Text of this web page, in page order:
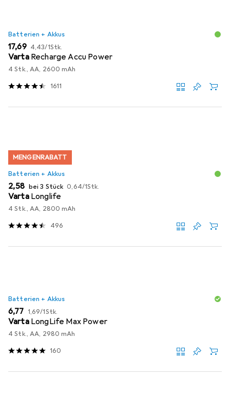
Batterien + Akkus
EUR
17,69 EUR
4,43/1Stk.
Varta Recharge Accu Power
4 Stk., AA, 2600 mAh
1611
MENGENRABATT
Batterien + Akkus
EUR
2,58 bei 3 Stück EUR
0,64/1Stk.
Varta Longlife
4 Stk., AA, 2800 mAh
496
Batterien + Akkus
EUR
6,77 EUR
1,69/1Stk.
Varta LongLife Max Power
4 Stk., AA, 2980 mAh
160